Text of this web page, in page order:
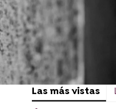
Las más vistas